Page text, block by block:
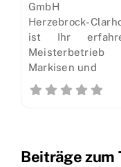
GmbH
Herzebrock-
ist Ihr
Markisen und
Beiträge zum